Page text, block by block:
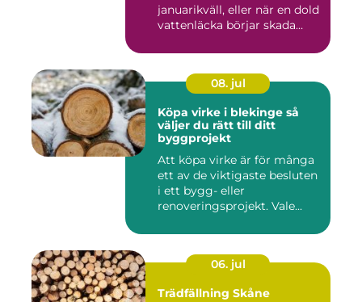
januarikväll, eller när en dold
vattenläcka börjar skada
08. jul
Köpa virke i blekinge så
väljer du rätt till ditt
byggprojekt
Att köpa virke är för många
ett av de viktigaste besluten
i ett bygg- eller
renoveringsprojekt. Vale...
06. jul
Trädfällning Skåne